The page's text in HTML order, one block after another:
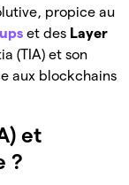
propice au
et des Layer
(TIA) et son
aux blockchains
et
?